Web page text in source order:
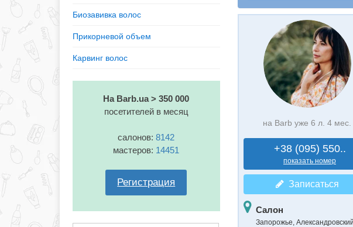
Биозавивка волос
Прикорневой объем
Карвинг волос
На Barb.ua > 350 000
посетителей в месяц
салонов:8142
мастеров: 14451
Регистрация
на Barb уже 6 л. 4 мес.
+38 (095) 550..
показать номер
Записаться
Салон
Запорожье,